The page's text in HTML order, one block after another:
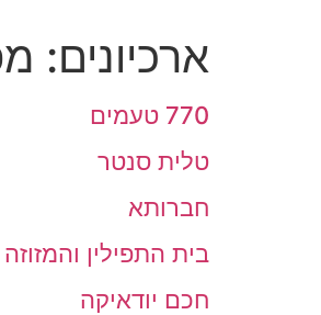
ארכיונים:
770 טעמים
טלית סנטר
חברותא
בית התפילין
חכם יודאיקה